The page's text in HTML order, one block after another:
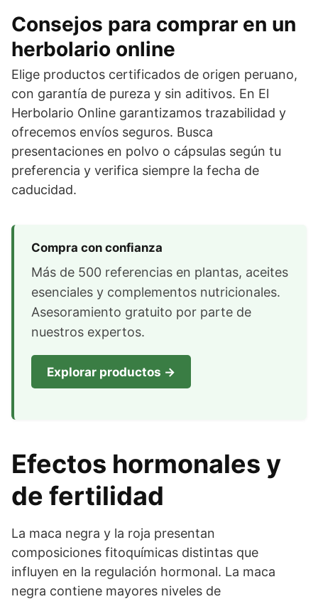
Consejos para comprar en un
herbolario online
Elige productos certificados de origen peruano,
con garantía de pureza y sin aditivos. En El
Herbolario Online garantizamos trazabilidad y
ofrecemos envíos seguros. Busca
presentaciones en polvo o cápsulas según tu
preferencia y verifica siempre la fecha de
caducidad.
Compra con confianza
Más de 500 referencias en plantas, aceites
esenciales y complementos nutricionales.
Asesoramiento gratuito por parte de
nuestros expertos.
Explorar productos →
Efectos hormonales y
de fertilidad
La maca negra y la roja presentan
composiciones fitoquímicas distintas que
influyen en la regulación hormonal. La maca
negra contiene mayores niveles de